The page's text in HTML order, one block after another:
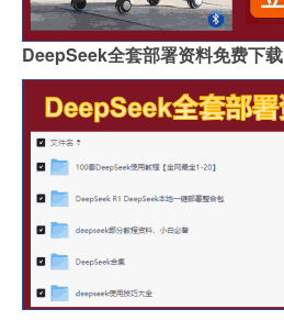
DeepSeek全套部署资料免费下载